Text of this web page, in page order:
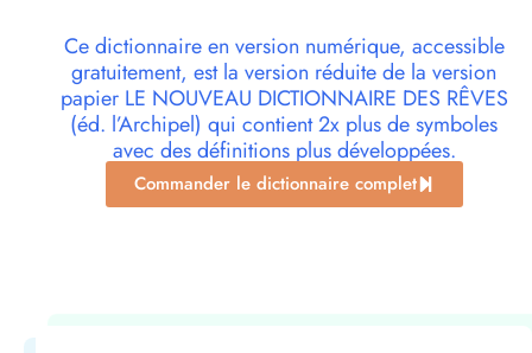
Ce dictionnaire en version numérique, accessible
gratuitement, est la version réduite de la version
papier LE NOUVEAU DICTIONNAIRE DES RÊVES
(éd. l’Archipel) qui contient 2x plus de symboles
avec des définitions plus développées.
Commander le dictionnaire complet